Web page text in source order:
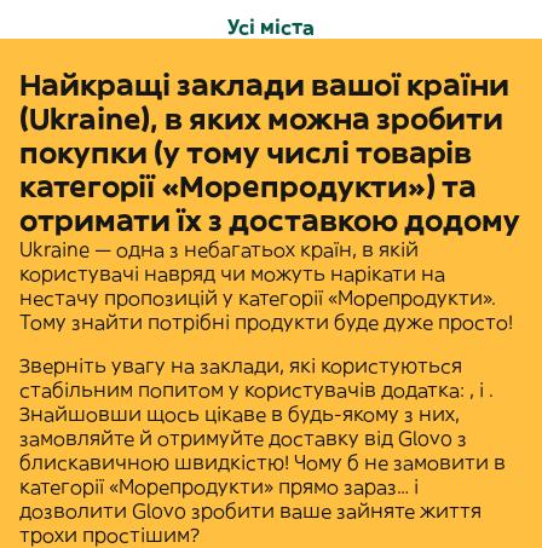
Усі міста
Найкращі заклади вашої країни
(Ukraine), в яких можна зробити
покупки (у тому числі товарів
категорії «Морепродукти») та
отримати їх з доставкою додому
Ukraine — одна з небагатьох країн, в якій
користувачі навряд чи можуть нарікати на
нестачу пропозицій у категорії «Морепродукти».
Тому знайти потрібні продукти буде дуже просто!
Зверніть увагу на заклади, які користуються
стабільним попитом у користувачів додатка: , і .
Знайшовши щось цікаве в будь-якому з них,
замовляйте й отримуйте доставку від Glovo з
блискавичною швидкістю! Чому б не замовити в
категорії «Морепродукти» прямо зараз… і
дозволити Glovo зробити ваше зайняте життя
трохи простішим?